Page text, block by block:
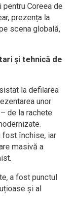
pentru Coreea de
prezența la
scena globală,
și tehnică de
la defilarea
unor
de la rachete
fost închise, iar
masivă a
a fost punctul
și al